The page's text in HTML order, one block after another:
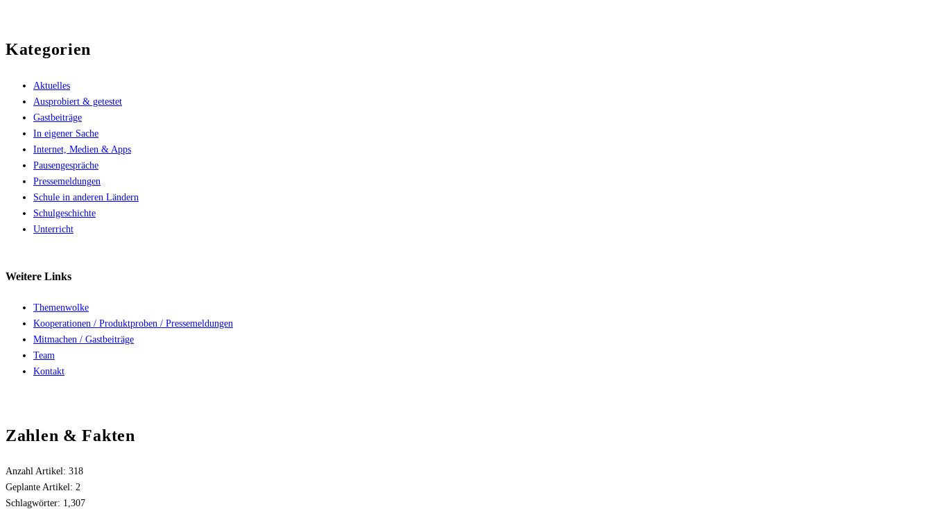
Kategorien
Aktuelles
Ausprobiert & getestet
Gastbeiträge
In eigener Sache
Internet, Medien & Apps
Pausengespräche
Pressemeldungen
Schule in anderen Ländern
Schulgeschichte
Unterricht
Weitere Links
Themenwolke
Kooperationen / Produktproben / Pressemeldungen
Mitmachen / Gastbeiträge
Team
Kontakt
Zahlen & Fakten
Anzahl Artikel: 318
Geplante Artikel: 2
Schlagwörter: 1,307